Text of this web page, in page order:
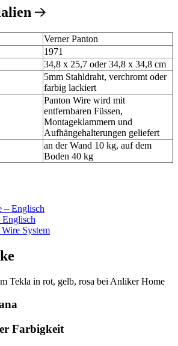
Verner Panton
1971
34,8 x 25,7 oder 34,8 x 34,8 cm
5mm Stahldraht, verchromt oder
farbig lackiert
Panton Wire wird mit
entfernbaren Füssen,
Montageklammern und
Aufhängehalterungen geliefert
an der Wand 10 kg, auf dem
Boden 40 kg
– Englisch
System
Farbigkeit